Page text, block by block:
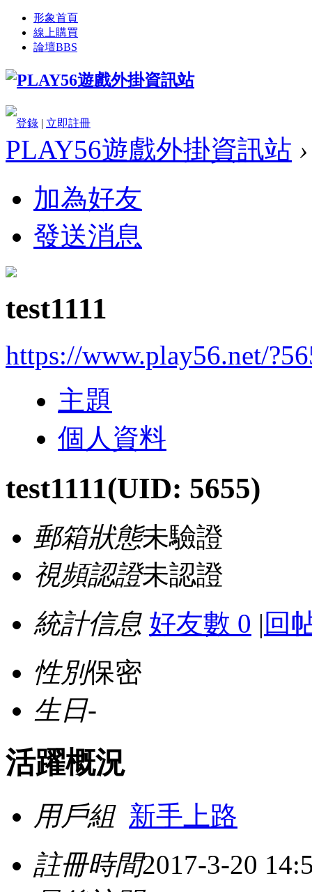
形象首頁
線上購買
論壇BBS
登錄 | 立即註冊
PLAY56遊戲外掛資訊站 ›
加為好友
發送消息
test1111
https://www.play56.net/
主題
個人資料
test1111(UID: 5655)
郵箱狀態未驗證
視頻認證未認證
統計信息 好友數 0 | 回
性別保密
生日-
活躍概況
用戶組 新手上路
註冊時間2017-3-20